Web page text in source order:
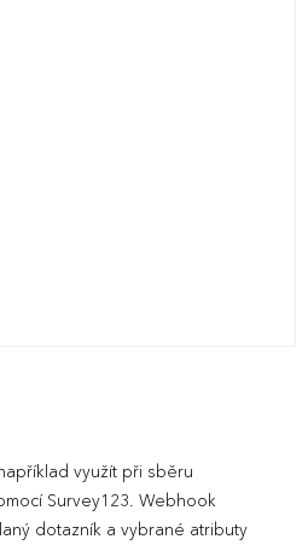
využít při sběru
Survey123. Webhook
dotazník a vybrané atributy